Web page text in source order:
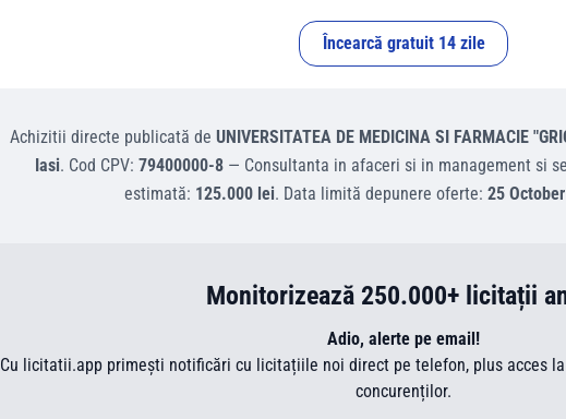
Încearcă gratuit 14 zile
Achizitii directe publicată de UNIVERSITATEA DE MEDICINA SI FARMACIE
Iasi. Cod CPV: 79400000-8— Consultanta in afaceri si in management si
estimată: 125.000 lei. Data limită depunere oferte: 25
Monitorizează 250.000+ licitații
Adio, alerte pe email!
Cu licitatii.app primești notificări cu licitațiile noi direct pe telefon, plus acces
concurenților.